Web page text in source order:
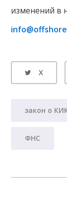
изменений в
X
закон о
ФНС